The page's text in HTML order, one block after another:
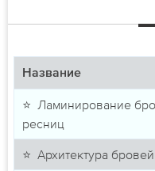
Название
⭐ Ламинирование
ресниц
⭐ Архитектура бровей